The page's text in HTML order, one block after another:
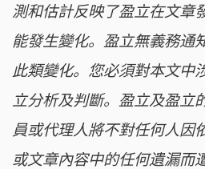
測和估計反映了盈立在文章
能發生變化。盈立無義務通
此類變化。您必須對本文中
立分析及判斷。盈立及盈立
員或代理人將不對任何人因
或文章內容中的任何遺漏而